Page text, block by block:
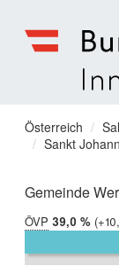
für
Inneres
Sie
befinden
hier:
Österreich
Sankt
Gemeinde
ÖVP 2019:
39,0 %